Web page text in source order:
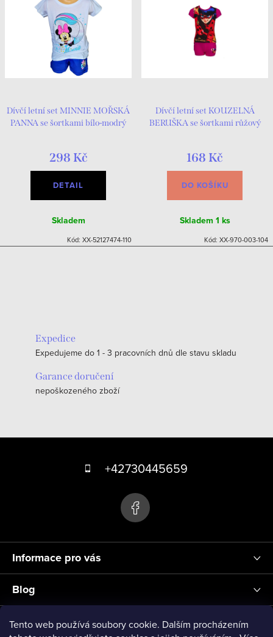
Tento web používá soubory cookie. Dalším procházením
Dívčí letní set MINNIE MOŘSKÁ
PANNA se šortkami bílo-modrý
298 Kč
DETAIL
Skladem
Kód: XX-52127474-110
Dívčí letní set KOUZELNÁ
BERUŠKA se šortkami růžový
168 Kč
DO KOŠÍKU
Skladem 1 ks
Kód: XX-970-003-104
Expedice
Expedujeme do 1 - 3 pracovních dnů dle stavu skladu
Garance doručení
nepoškozeného zboží
í
+42730445659
Informace pro vás
Blog
Přihlášení